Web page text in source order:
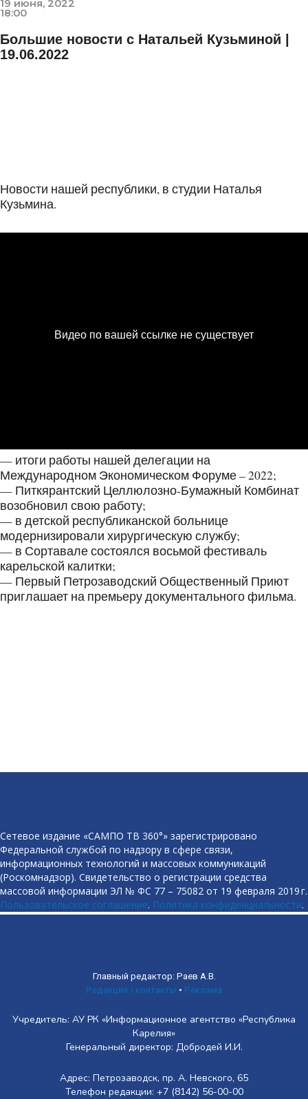
19 июня, 2022
18:00
Большие новости с Натальей Кузьминой |
19.06.2022
Новости нашей республики, в студии Наталья
Кузьмина.
— итоги работы нашей делегации на
Международном Экономическом Форуме – 2022;
— Питкярантский Целлюлозно-Бумажный Комбинат
возобновил свою работу;
— в детской республиканской больнице
модернизировали хирургическую службу;
— в Сортавале состоялся восьмой фестиваль
карельской калитки;
— Первый Петрозаводский Общественный Приют
приглашает на премьеру документального фильма.
Сетевое издание «САМПО ТВ 360°» зарегистрировано
Федеральной службой по надзору в сфере связи,
информационных технологий и массовых коммуникаций
(Роскомнадзор). Свидетельство о регистрации средства
массовой информации ЭЛ № ФС 77 – 75082 от 19 февраля 2019 г.
Пользовательское соглашение. Политика конфиденциальности.
Главный редактор: Раев А.В.
Редакция / контакты • Реклама
Учредитель: АУ РК «Информационное агентство «Республика
Карелия»
Генеральный директор: Добродей И.И.
Адрес: Петрозаводск, пр. А. Невского, 65
Телефон редакции: +7 (8142) 56-00-00